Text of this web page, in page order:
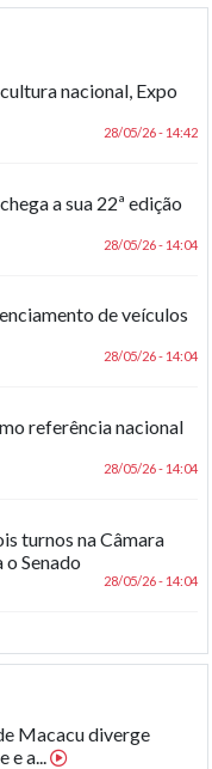
nacional, Expo
28/05/26 - 14:42
a sua 22ª edição
28/05/26 - 14:04
de veículos
28/05/26 - 14:04
referência nacional
28/05/26 - 14:04
turnos na Câmara
Senado
28/05/26 - 14:04
Macacu diverge
e a...